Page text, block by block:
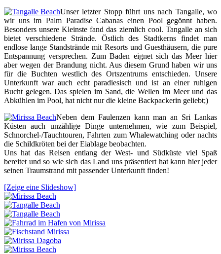
Unser letzter Stopp führt uns nach Tangalle, wo
wir uns im Palm Paradise Cabanas einen Pool gegönnt haben.
Besonders unsere Kleinste fand das ziemlich cool. Tangalle an sich
bietet verschiedene Strände. Östlich des Stadtkerns findet man
endlose lange Standstrände mit Resorts und Guesthäusern, die pure
Entspannung versprechen. Zum Baden eignet sich das Meer hier
aber wegen der Brandung nicht. Aus diesem Grund haben wir uns
für die Buchten westlich des Ortszentrums entschieden. Unsere
Unterkunft war auch echt paradiesisch und ist an einer ruhigen
Bucht gelegen. Das spielen im Sand, die Wellen im Meer und das
Abkühlen im Pool, hat nicht nur die kleine Backpackerin geliebt;)
Neben dem Faulenzen kann man an Sri Lankas
Küsten auch unzählige Dinge unternehmen, wie zum Beispiel,
Schnorchel-/Tauchtouren, Fahrten zum Whalewatching oder nachts
die Schildkröten bei der Eiablage beobachten.
Uns hat das Reisen entlang der West- und Südküste viel Spaß
bereitet und so wie sich das Land uns präsentiert hat kann hier jeder
seinen Traumstrand mit passender Unterkunft finden!
[Zeige eine Slideshow]